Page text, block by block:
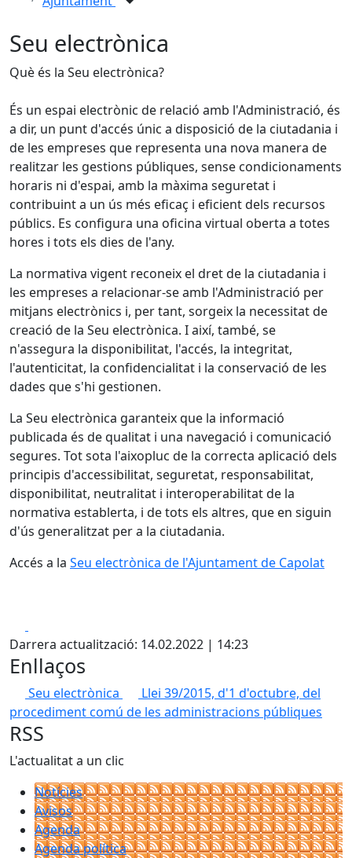
Seu electrònica
Què és la Seu electrònica?
És un espai electrònic de relació amb l'Administració, és
a dir, un punt d'accés únic a disposició de la ciutadania i
de les empreses que representa una nova manera de
realitzar les gestions públiques, sense condicionaments
horaris ni d'espai, amb la màxima seguretat i
contribuint a un ús més eficaç i eficient dels recursos
públics. Es configura una oficina virtual oberta a totes
hores i tots els dies de l'any.
La normativa vigent reconeix el dret de la ciutadania i
les empreses a relacionar-se amb l'Administració per
mitjans electrònics i, per tant, sorgeix la necessitat de
creació de la Seu electrònica. I així, també, se
n'assegura la disponibilitat, l'accés, la integritat,
l'autenticitat, la confidencialitat i la conservació de les
dades que s'hi gestionen.
La Seu electrònica garanteix que la informació
publicada és de qualitat i una navegació i comunicació
segures. Tot sota l'aixopluc de la correcta aplicació dels
principis d'accessibilitat, seguretat, responsabilitat,
disponibilitat, neutralitat i interoperabilitat de la
normativa establerta, i de tots els altres, que en siguin
d'ús generalitzat per a la ciutadania.
Accés a la Seu electrònica de l'Ajuntament de Capolat
Darrera actualització: 14.02.2022 | 14:23
Enllaços
Seu electrònica
Llei 39/2015, d'1 d'octubre, del
procediment comú de les administracions públiques
RSS
L'actualitat a un clic
Notícies
Avisos
Agenda
Agenda política